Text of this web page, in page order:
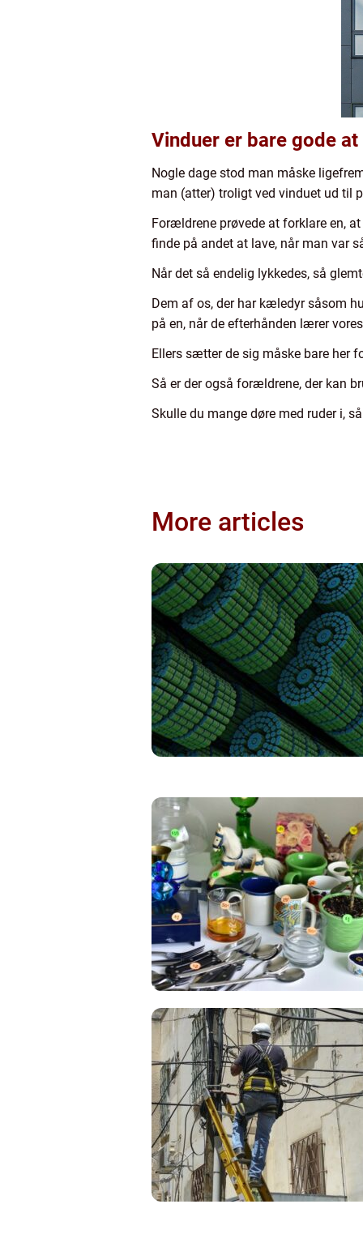
Vinduer er bare gode
Nogle dage stod man måske
man (atter) troligt ved vinduet ud til
Forældrene prøvede at forklare en,
finde på andet at lave, når man var
Når det så endelig lykkedes, så
Dem af os, der har kæledyr såsom
på en, når de efterhånden lærer
Ellers sætter de sig måske bare her
Så er der også forældrene, der kan
Skulle du mange døre med ruder i,
More articles